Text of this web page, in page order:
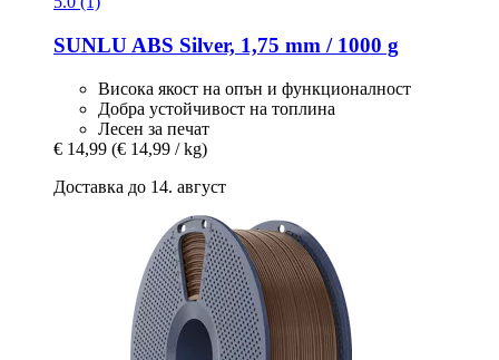
SUNLUABS Silver, 1,75 mm / 1000 g
Висока якост на опън и функционалност
Добра устойчивост на топлина
Лесен за печат
€ 14,99 (€ 14,99 / kg)
Доставка до 14. август